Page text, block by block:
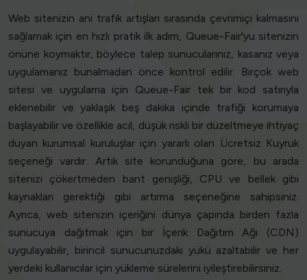
Web sitenizin ani trafik artışları sırasında çevrimiçi kalmasını
sağlamak için en hızlı pratik ilk adım, Queue-Fair'yu sitenizin
önüne koymaktır, böylece talep sunucularınız, kasanız veya
uygulamanız bunalmadan önce kontrol edilir. Birçok web
sitesi ve uygulama için Queue-Fair tek bir kod satırıyla
eklenebilir ve yaklaşık beş dakika içinde trafiği korumaya
başlayabilir ve özellikle acil, düşük riskli bir düzeltmeye ihtiyaç
duyan kurumsal kuruluşlar için yararlı olan Ücretsiz Kuyruk
seçeneği vardır. Artık site korunduğuna göre, bu arada
sitenizi çökertmeden bant genişliği, CPU ve bellek gibi
kaynakları gerektiği gibi artırma seçeneğine sahipsiniz.
Ayrıca, web sitenizin içeriğini dünya çapında birden fazla
sunucuya dağıtmak için bir İçerik Dağıtım Ağı (CDN)
uygulayabilir, birincil sunucunuzdaki yükü azaltabilir ve her
yerdeki kullanıcılar için yükleme sürelerini iyileştirebilirsiniz.